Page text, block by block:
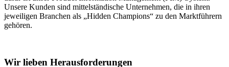
Unsere Kunden sind mittelständische Unternehmen, die in ihren
jeweiligen Branchen als „Hidden Champions“ zu den Marktführern
gehören.
Wir lieben Herausforderungen